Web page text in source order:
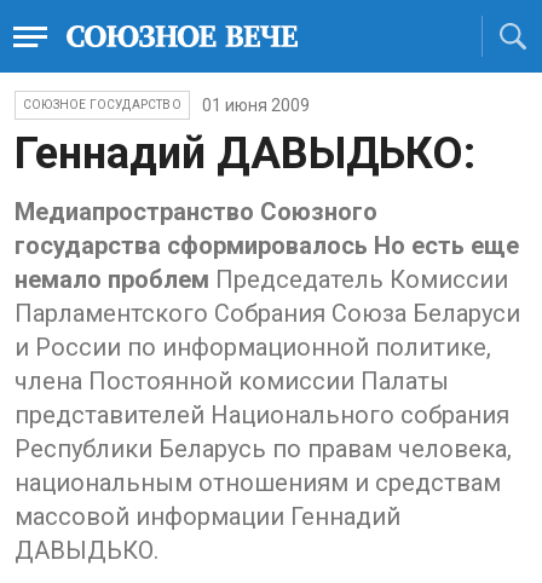
СОЮЗНОЕ ГОСУДАРСТВО 01 июня 2009
Геннадий ДАВЫДЬКО:
Медиапространство Союзного
государства сформировалось Но есть еще
немало проблем Председатель Комиссии
Парламентского Собрания Союза Беларуси
и России по информационной политике,
члена Постоянной комиссии Палаты
представителей Национального собрания
Республики Беларусь по правам человека,
национальным отношениям и средствам
массовой информации Геннадий
ДАВЫДЬКО.